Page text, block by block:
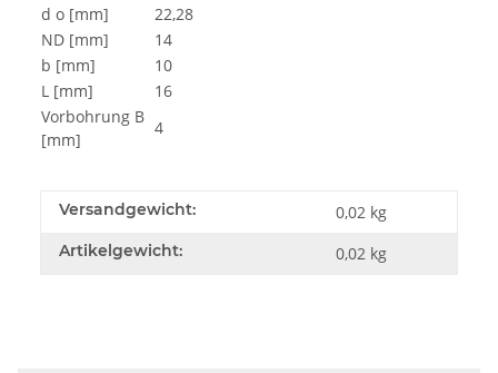
d o [mm]
22,28
ND [mm]
14
b [mm]
10
L [mm]
16
Vorbohrung B
[mm]
4
Versandgewicht: 0,02 kg
Artikelgewicht: 0,02 kg